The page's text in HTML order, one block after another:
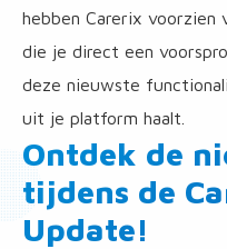
hebben Carerix voorzien
die je direct een
deze nieuwste
uit je platform haalt.
Ontdek de
tijdens de
Update!